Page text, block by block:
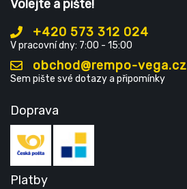
Volejte a pište!
+420 573 312 024
V pracovní dny: 7:00 - 15:00
obchod@rempo-vega.cz
Sem pište své dotazy a připomínky
Doprava
Platby